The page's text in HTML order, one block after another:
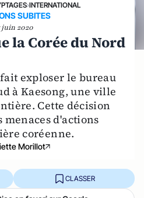
›INTERNATIONAL
SUBITES
juin 2020
la Corée du Nord
exploser le bureau
à Kaesong, une ville
Cette décision
d'actions
coréenne.
Morillot
CLASSER